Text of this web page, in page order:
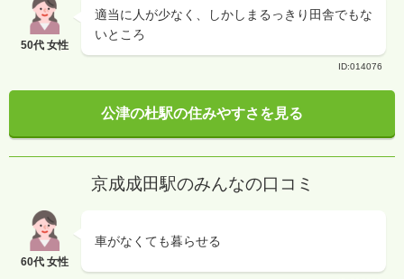
50代 女性
適当に人が少なく、しかしまるっきり田舎でもな
いところ
ID:014076
公津の杜駅の住みやすさを見る
京成成田駅のみんなの口コミ
60代 女性
車がなくても暮らせる